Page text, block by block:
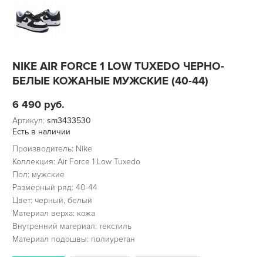
NIKE AIR FORCE 1 LOW TUXEDO ЧЕРНО-
БЕЛЫЕ КОЖАНЫЕ МУЖСКИЕ (40-44)
6 490 руб.
Артикул: sm3433530
Есть в наличии
Производитель: Nike
Коллекция: Air Force 1 Low Tuxedo
Пол: мужские
Размерный ряд: 40-44
Цвет: черный, белый
Материал верха: кожа
Внутренний материал: текстиль
Материал подошвы: полиуретан